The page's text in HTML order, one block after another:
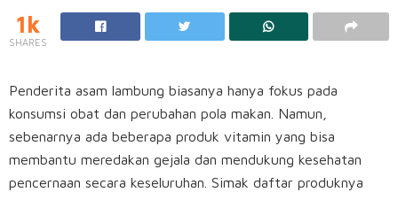
1k
SHARES
Penderita asam lambung biasanya hanya fokus pada
konsumsi obat dan perubahan pola makan. Namun,
sebenarnya ada beberapa produk vitamin yang bisa
membantu meredakan gejala dan mendukung kesehatan
pencernaan secara keseluruhan. Simak daftar produknya